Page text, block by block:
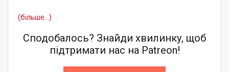
(більше…)
Сподобалось? Знайди хвилинку, щоб
підтримати нас на Patreon!